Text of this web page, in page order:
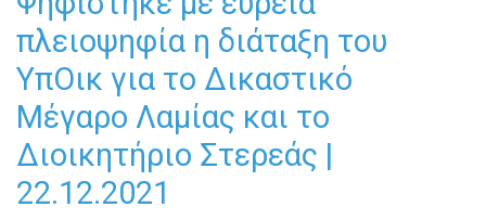
πλειοψηφία η διάταξη του
ΥπΟικ για το Δικαστικό
Μέγαρο Λαμίας και το
Διοικητήριο Στερεάς |
22.12.2021